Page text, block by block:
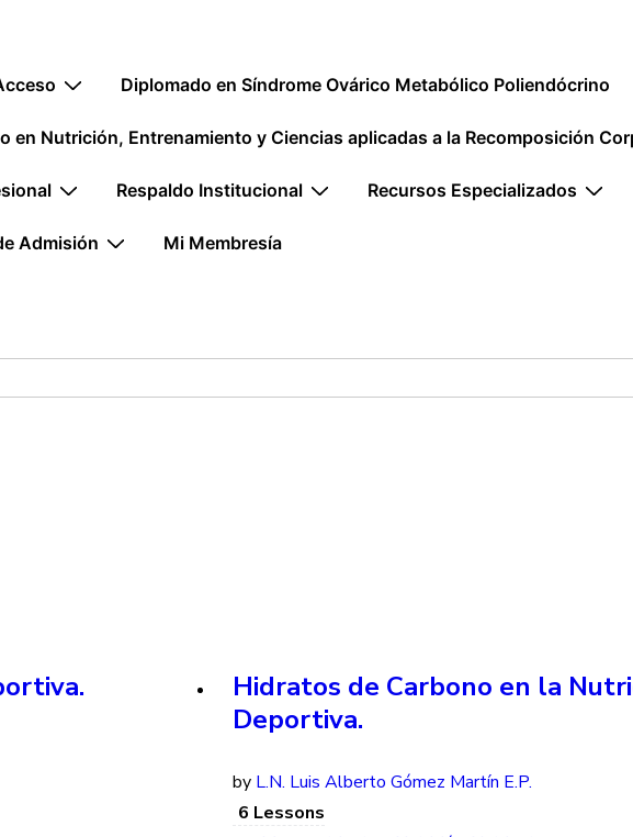
Diplomado en Síndrome Ovárico Metabólico Poliendócrino
en Nutrición, Entrenamiento y Ciencias aplicadas a la Recomposición
Respaldo Institucional Recursos Especializados
Admisión Mi Membresía
Hidratos de Carbono en la
Deportiva.
by L.N. Luis Alberto Gómez Martín E.P.
6 Lessons